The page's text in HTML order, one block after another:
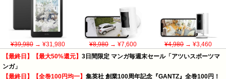
¥39,980→ ¥31,980 ¥8,980→ ¥7,600 ¥4,980→ ¥3,460
【最終日】【最大50%還元】 3日間限定 マンガ毎週末セール「アツいスポーツマ
ンガ」
【最終日】【全巻100円均一】 集英社 創業100周年記念『GANTZ』全巻100円！